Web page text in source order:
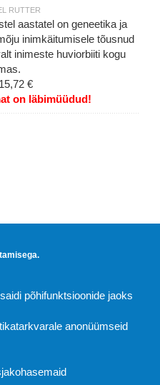
RUTTER
aastatel on geneetika ja
inimkäitumisele tõusnud
inimeste huviorbiiti kogu
15,72 €
on läbimüüdud!
OÜ © 2020
VI korrus), Tallinn
666 1720
põhifunktsioonide jaoks
anonüümseid